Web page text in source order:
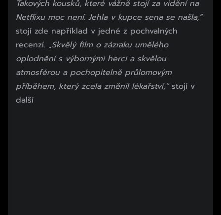
Takových kousků, které vážně stojí za vidění na
Netflixu moc není. Jehla v kupce sena se našla,“
stojí zde například v jedné z pochvalných
recenzí. „Skvělý film o zázraku umělého
oplodnění s výbornými herci a skvělou
atmosférou a pochopitelně průlomovým
příběhem, který zcela změnil lékařství,“stojí v
další